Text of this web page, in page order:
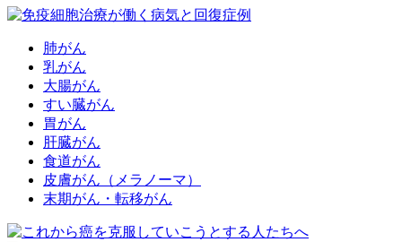
肺がん
乳がん
大腸がん
すい臓がん
胃がん
肝臓がん
食道がん
皮膚がん（メラノーマ）
末期がん・転移がん